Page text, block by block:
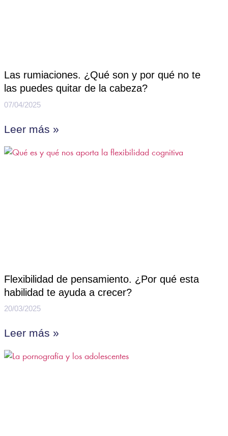
Las rumiaciones. ¿Qué son y por qué no te
las puedes quitar de la cabeza?
07/04/2025
Leer más »
Flexibilidad de pensamiento. ¿Por qué esta
habilidad te ayuda a crecer?
20/03/2025
Leer más »